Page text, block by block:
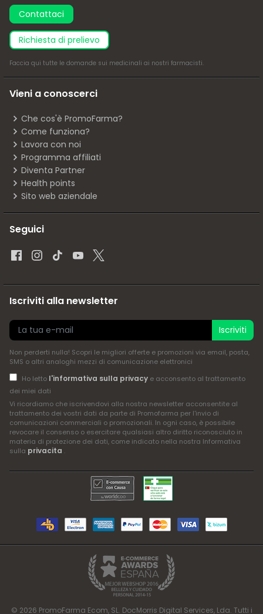
Contattaci
richiesta di prelievo
Faccia qui tutte le domande sui medicinali ai nostri farmacisti.
Vieni a conoscerci
Che cos'è PromoFarma?
Come funziona?
Lavora con noi
Programma affiliati
Diventa Partner
Health points
Sito web aziendale
Seguici
Iscriviti alla newsletter
Iscriviti
Non perderti nulla! Scopri le migliori offerte e promozioni via email, posta,
SMS o altri analoghi mezzi di comunicazione elettronici
Ho letto l'informativa sulla privacye acconsento al trattamento
dei miei dati
Vi ricordiamo che iscrivendovi alla nostra newsletter acconsentite al
trattamento dei vostri dati da parte di Promofarma per l'invio di
comunicazioni commerciali o promozionali. In ogni caso, è possibile
revocare il consenso o esercitare qualsiasi altro diritto riconosciuto in
materia di protezione dei dati, come indicato nella nostra Informativa
sulla privacita .
© 2026 PromoFarma Ecom, SL. DocMorris Digital Services, Lda. Tutti i